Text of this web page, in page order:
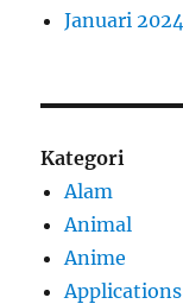
Januari 2024
Kategori
Alam
Animal
Anime
Applications